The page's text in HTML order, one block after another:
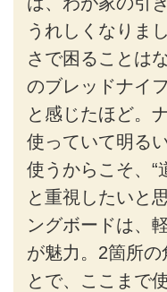
うれしくなりま
さで困ることは
のブレッドナイ
と感じたほど。
使っていて明る
使うからこそ、“
と重視したいと
ングボードは、
が魅力。2箇所の
とで、ここまで